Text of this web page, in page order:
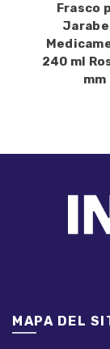
Frasco
240 ml
mm
MAPA DEL